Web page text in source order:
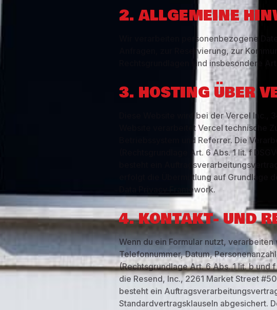
2. ALLGEMEINE
Wir verarbeiten personenbezogene
Anfragen, zur Reservierung, zur
Rechtsgrundlagen sind insbesondere
3. HOSTING ÜBER
Diese Website wird bei der Vercel Inc.,
Website verarbeitet Vercel technische
Betriebssystem und Referrer. Die
(Rechtsgrundlage Art. 6 Abs. 1 lit. f
besteht ein
erfolgt die Übermittlung auf Grundlage
Data Privacy Framework.
4. KONTAKT- UND
Wenn du ein Formular nutzt,
Telefonnummer, Datum,
(Rechtsgrundlage Art. 6 Abs. 1 lit. b und
die Resend, Inc., 2261 Market Street
besteht ein
Standardvertragsklauseln abgesichert.